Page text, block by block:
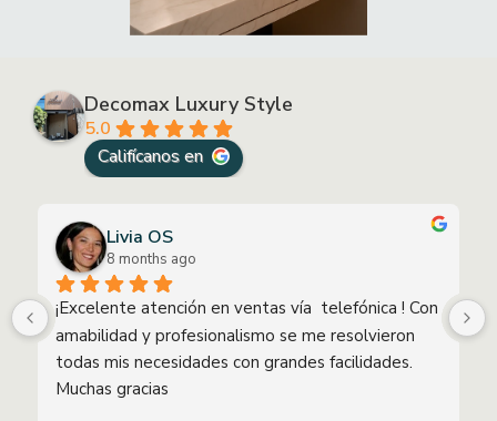
Decomax Luxury Style
5.0
Livia OS
8 months ago
¡Excelente atención en ventas vía  telefónica ! Con
amabilidad y profesionalismo se me resolvieron
todas mis necesidades con grandes facilidades.
Muchas gracias